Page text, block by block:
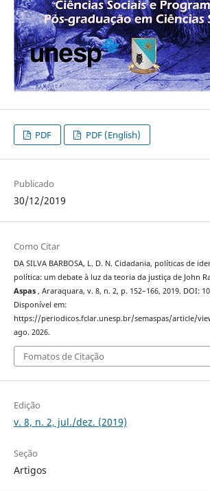
PDF PDF (English)
Publicado
30/12/2019
Como Citar
DA SILVA BARBOSA, L. D. N. Cidadania, políticas de
política: um debate à luz da teoria da justiça de John
Aspas , Araraquara, v. 8, n. 2, p. 152–166, 2019. DOI:
Disponível em:
https://periodicos.fclar.unesp.br/semaspas/article/
ago. 2026.
Fomatos de Citação
Edição
v. 8, n. 2, jul./dez. (2019)
Seção
Artigos